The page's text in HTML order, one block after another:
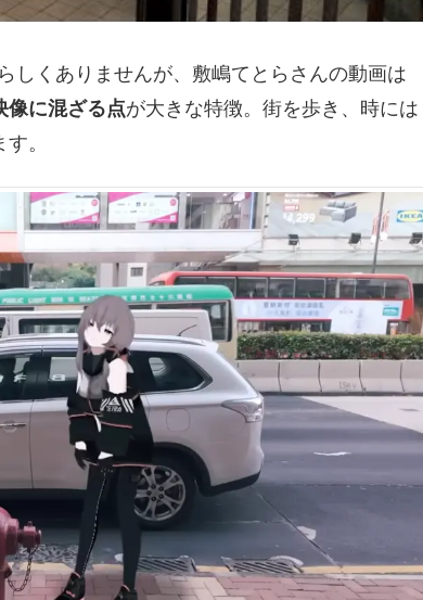
しくありませんが、敷嶋てとらさんの動画は
像に混ざる点が大きな特徴。街を歩き、時には
。